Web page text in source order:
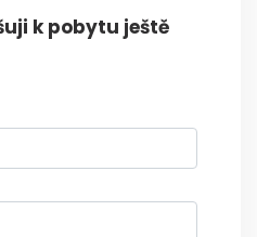
k pobytu ještě